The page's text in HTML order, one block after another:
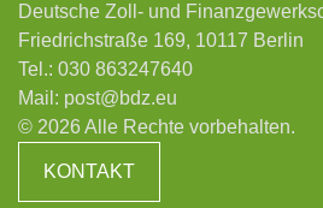
Deutsche Zoll- und
Friedrichstraße 169, 10117 Berlin
Tel.: 030 863247640
Mail: post@bdz.eu
© 2026 Alle Rechte vorbehalten.
KONTAKT